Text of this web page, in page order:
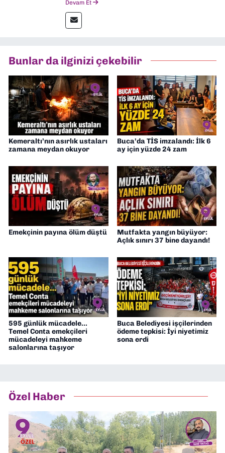
Gazetesi gibi yayınlarda görev alarak
gazetecilik kariyerime başladım. Şubat
muhabirliği yapıyorum.
Devam Et
Bunlar da ilginizi çekebilir
Kemeraltı’nın asırlık ustaları
zamana meydan okuyor
Buca’da TİS imzalandı: İlk 6
ay için yüzde 24 zam
Emekçinin payına ölüm düştü
Mutfakta yangın büyüyor:
Açlık sınırı 37 bine dayandı!
595 günlük mücadele...
Temel Conta emekçileri
mücadeleyi mahkeme
salonlarına taşıyor
Buca Belediyesi işçilerinden
ödeme tepkisi: İyi niyetimiz
sona erdi
Özel Haber